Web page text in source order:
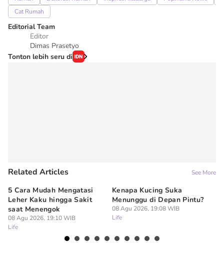
Cat Rumah
Editorial Team
Editor
Dimas Prasetyo
Tonton lebih seru di
Related Articles See More
5 Cara Mudah Mengatasi
Leher Kaku hingga Sakit
saat Menengok
08 Agu 2026, 19:10 WIB
Life
Kenapa Kucing Suka
Menunggu di Depan Pintu?
08 Agu 2026, 19:08 WIB
Life